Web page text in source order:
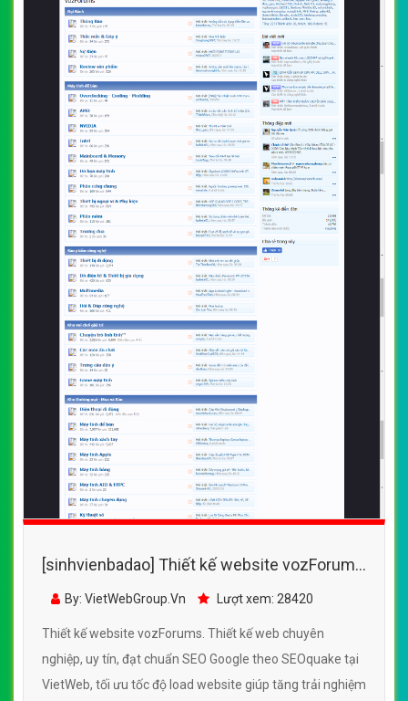
[sinhvienbadao] Thiết kế website vozForums
đẹp, chuyên nghiệp chuẩn SEO
By: VietWebGroup.Vn Lượt xem: 28420
Thiết kế website vozForums. Thiết kế web chuyên
nghiệp, uy tín, đạt chuẩn SEO Google theo SEOquake tại
VietWeb, tối ưu tốc độ load website giúp tăng trải nghiệm